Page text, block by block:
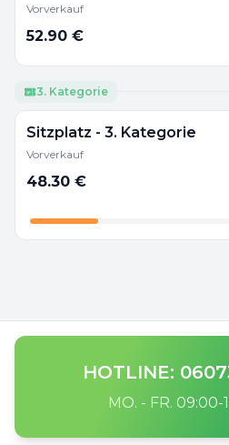
Vorverkauf
52.90 €
3. Kategorie
Sitzplatz - 3. Kategorie
Vorverkauf
48.30 €
HOTLINE:
MO. - FR. 09:00-